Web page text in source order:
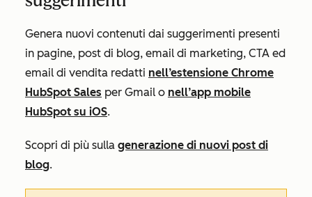
Genera nuovi contenuti dai suggerimenti presenti
in pagine, post di blog, email di marketing, CTA ed
email di vendita redatti nell’estensione Chrome
HubSpot Sales per Gmail o nell’app mobile
HubSpot su iOS.
Scopri di più sulla generazione di nuovi post di
blog.